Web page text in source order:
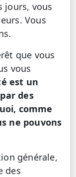
jours, vous
Vous
que vous
vous
est un
des
comme
ne pouvons
générale,
des